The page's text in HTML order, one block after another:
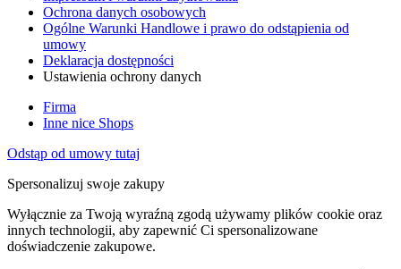
Ochrona danych osobowych
Ogólne Warunki Handlowe i prawo do odstąpienia od
umowy
Deklaracja dostępności
Ustawienia ochrony danych
Firma
Inne nice Shops
Odstąp od umowy tutaj
Spersonalizuj swoje zakupy
Wyłącznie za Twoją wyraźną zgodą używamy plików cookie oraz
innych technologii, aby zapewnić Ci spersonalizowane
doświadczenie zakupowe.